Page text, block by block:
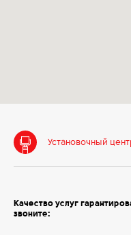
Установочный
Качество услуг
звоните: